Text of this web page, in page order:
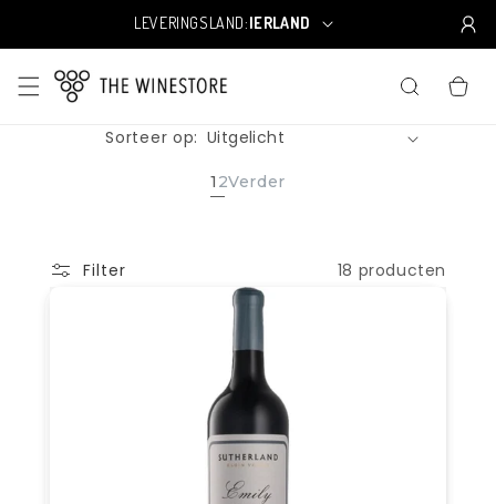
content
LEVERINGSLAND:
L
a
n
d
r
IERLAND
1 2Verder
Sorteer op:
Filter 18 producten